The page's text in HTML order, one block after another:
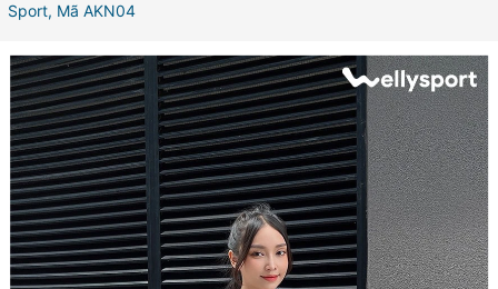
Sport, Mã AKN04